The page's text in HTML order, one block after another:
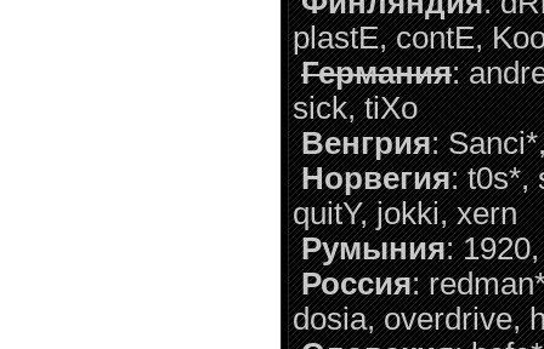
plastE, contE,
Германия:
sick, tiXo
Венгрия:
Норвегия: t0s*,
quitY, jokki, xern
Румыния:
Россия:
dosia, overdrive,